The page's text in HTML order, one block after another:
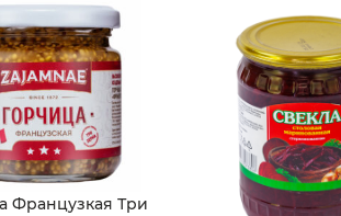
Французкая Три